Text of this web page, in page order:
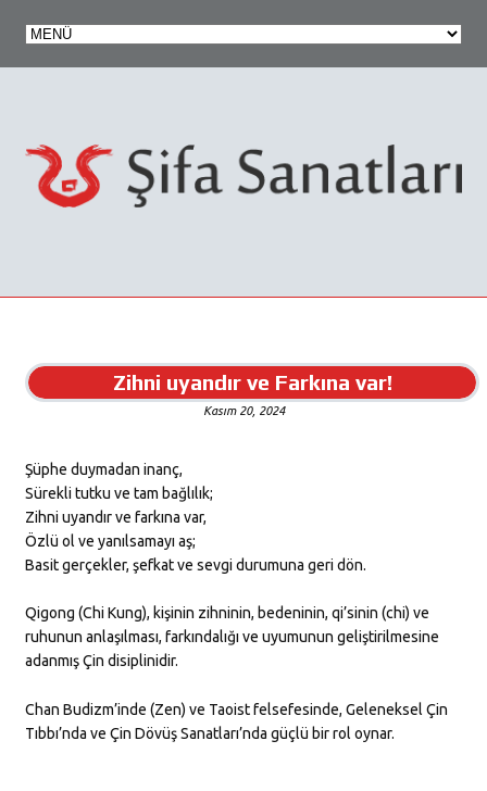
Zihni uyandır ve Farkına var!
Kasım 20, 2024
Şüphe duymadan inanç,
Sürekli tutku ve tam bağlılık;
Zihni uyandır ve farkına var,
Özlü ol ve yanılsamayı aş;
Basit gerçekler, şefkat ve sevgi durumuna geri dön.
​Qigong (Chi Kung), kişinin zihninin, bedeninin, qi’sinin (chi) ve
ruhunun anlaşılması, farkındalığı ve uyumunun geliştirilmesine
adanmış Çin disiplinidir.
Chan Budizm’inde (Zen) ve Taoist felsefesinde, Geleneksel Çin
Tıbbı’nda ve Çin Dövüş Sanatları’nda güçlü bir rol oynar.